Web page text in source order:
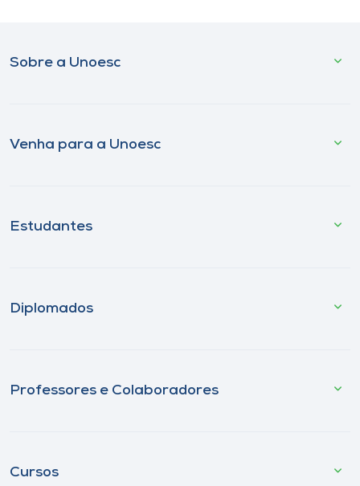
Sobre a Unoesc
Venha para a Unoesc
Estudantes
Diplomados
Professores e Colaboradores
Cursos